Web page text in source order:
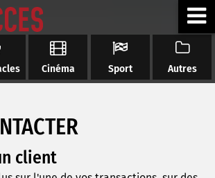
Cinéma Sport Autres
client